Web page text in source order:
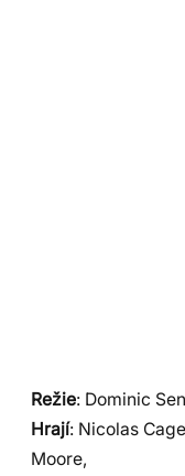
Režie: Dominic
Hrají: Nicolas
Moore,